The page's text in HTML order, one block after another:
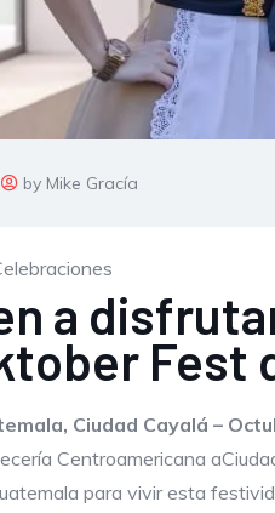
by Mike Gracía
a
Fest
Ciudad Cayalá –
Centroamericana
para vivir esta